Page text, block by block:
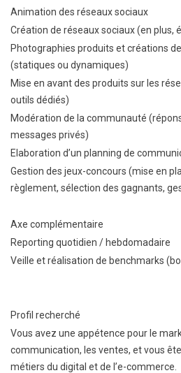
Animation des réseaux sociaux
Création de réseaux sociaux (en plus,
Photographies produits et créations
(statiques ou dynamiques)
Mise en avant des produits sur les
outils dédiés)
Modération de la communauté
messages privés)
Elaboration d’un planning de
Gestion des jeux-concours (mise en
règlement, sélection des gagnants,
Axe complémentaire
Reporting quotidien / hebdomadaire
Veille et réalisation de benchmarks
Profil recherché
Vous avez une appétence pour le
communication, les ventes, et vous
métiers du digital et de l’e-commerce.